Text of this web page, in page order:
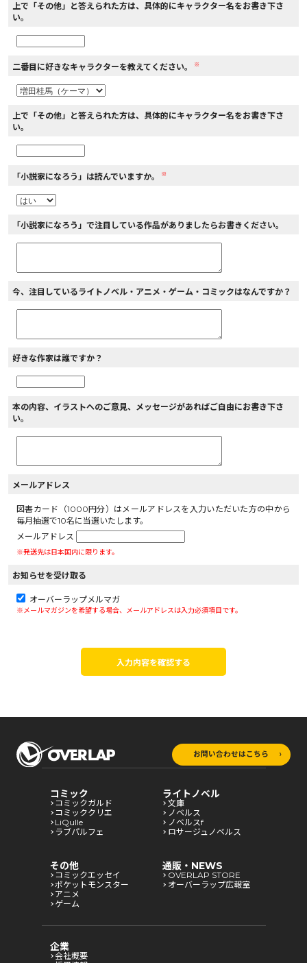
上で「その他」と答えられた方は、具体的にキャラクター名をお書き下さ
い。
二番目に好きなキャラクターを教えてください。 ※
上で「その他」と答えられた方は、具体的にキャラクター名をお書き下さ
い。
「小説家になろう」は読んでいますか。 ※
「小説家になろう」で注目している作品がありましたらお書きください。
今、注目しているライトノベル・アニメ・ゲーム・コミックはなんですか？
好きな作家は誰ですか？
本の内容、イラストへのご意見、メッセージがあればご自由にお書き下さ
い。
メールアドレス
図書カード（1000円分）はメールアドレスを入力いただいた方の中から
毎月抽選で10名に当選いたします。
メールアドレス
※発送先は日本国内に限ります。
お知らせを受け取る
オーバーラップメルマガ
※メールマガジンを希望する場合、メールアドレスは入力必須項目です。
入力内容を確認する
お問い合わせはこちら
コミック
コミックガルド
コミッククリエ
LiQulle
ラブパルフェ
ライトノベル
文庫
ノベルス
ノベルスf
ロサージュノベルス
その他
コミックエッセイ
ポケットモンスター
アニメ
ゲーム
通販・NEWS
OVERLAP STORE
オーバーラップ広報室
企業
会社概要